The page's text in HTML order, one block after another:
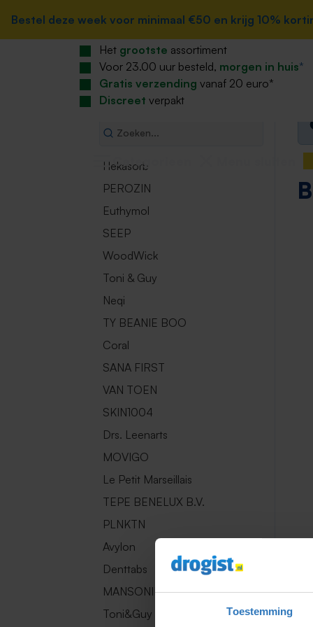
Toestemming
Ga naar de hoofdnavigatie
Bestel deze week voor minimaal €50 en krijg 10%
Bestel deze week voor minimaal €50 en krijg 10%
Het grootste assortiment
Voor 23.00 uur besteld, morgen in huis*
Gratis verzending vanaf 20 euro*
Discreet verpakt
Categorieen
HomeMerken Bibigo
Merken
Categorieën
Hekasorb
PEROZIN
Euthymol
SEEP
WoodWick
Toni & Guy
Neqi
TY BEANIE BOO
Coral
SANA FIRST
VAN TOEN
SKIN1004
Drs. Leenarts
MOVIGO
Le Petit Marseillais
TEPE BENELUX B.V.
PLNKTN
Avylon
Denttabs
MANSONIL
Toni&Guy